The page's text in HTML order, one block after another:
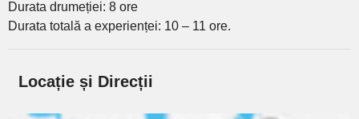
Durata drumeției: 8 ore
Durata totală a experienței: 10 – 11 ore.
Locație și Direcții